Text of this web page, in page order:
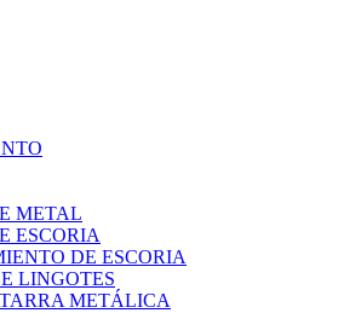
METAL
ESCORIA
DE ESCORIA
LINGOTES
METÁLICA